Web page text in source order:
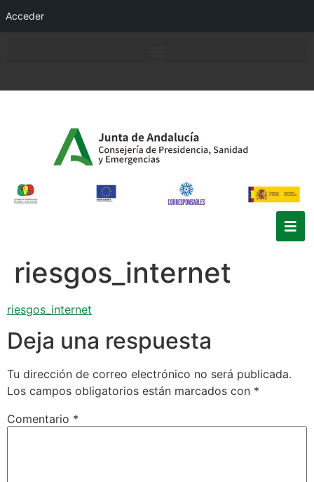
Acceder
riesgos_internet
riesgos_internet
Deja una respuesta
Tu dirección de correo electrónico no será publicada.
Los campos obligatorios están marcados con *
Comentario *